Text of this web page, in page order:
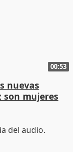
00:53
nuevas
son mujeres